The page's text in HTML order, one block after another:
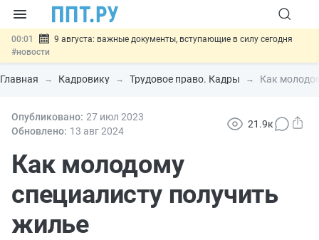
00:01
9 августа: важные документы, вступающие в силу сегодня
#новости
07.08 Подписан закон о блокировке продажи опасных товаров через
«Честный знак»#новости
07.08 Госпошлину за устранение ошибок в документах предлагают
отменить#новости
отношений
Главная Кадровику Трудовое право. Кадры Как
Опубликовано: 27 июл 2023
Обновлено: 13 авг2024
21.9к
Как молодому
специалисту получить
жилье